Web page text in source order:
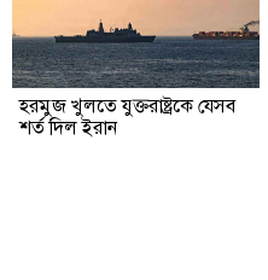
হরমুজ খুলতে যুক্তরাষ্ট্রকে যেসব
শর্ত দিল ইরান